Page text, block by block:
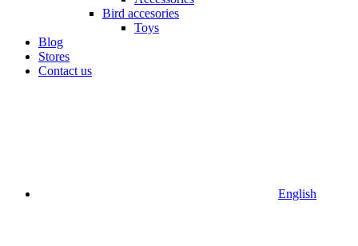
Bird accesories
Toys
Blog
Stores
Contact us
English